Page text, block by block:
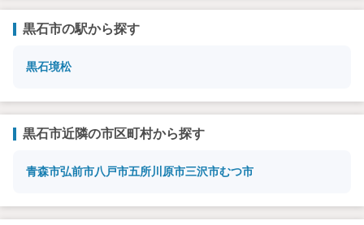
黒石市の駅から探す
黒石境松
黒石市近隣の市区町村から探す
青森市弘前市八戸市五所川原市三沢市むつ市